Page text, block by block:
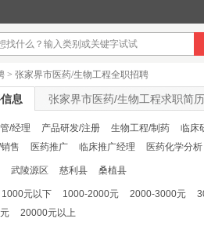
> 张家界市医药/生物工程全职招聘
息 张家界市医药/生物工程求职简历
/经理 产品研发/注册 生物工程/制药
临床
售
医药推广 临床推广经理 医药化学分析
武陵源区 慈利县 桑植县
1000元以下 1000-2000元 2000-3000元
20000元以上